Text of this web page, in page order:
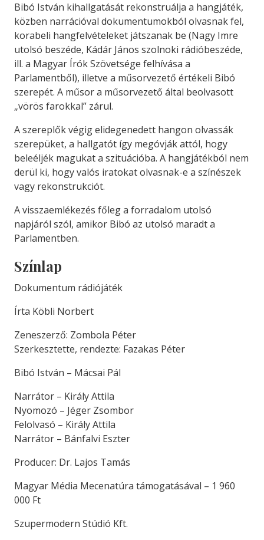
Bibó István kihallgatását rekonstruálja a hangjáték,
közben narrációval dokumentumokból olvasnak fel,
korabeli hangfelvételeket játszanak be (Nagy Imre
utolsó beszéde, Kádár János szolnoki rádióbeszéde,
ill. a Magyar Írók Szövetsége felhívása a
Parlamentből), illetve a műsorvezető értékeli Bibó
szerepét. A műsor a műsorvezető által beolvasott
„vörös farokkal” zárul.
A szereplők végig elidegenedett hangon olvassák
szerepüket, a hallgatót így megóvják attól, hogy
beleéljék magukat a szituációba. A hangjátékból nem
derül ki, hogy valós iratokat olvasnak-e a színészek
vagy rekonstrukciót.
A visszaemlékezés főleg a forradalom utolsó
napjáról szól, amikor Bibó az utolsó maradt a
Parlamentben.
Színlap
Dokumentum rádiójáték
Írta Köbli Norbert
Zeneszerző: Zombola Péter
Szerkesztette, rendezte: Fazakas Péter
Bibó István – Mácsai Pál
Narrátor – Király Attila
Nyomozó – Jéger Zsombor
Felolvasó – Király Attila
Narrátor – Bánfalvi Eszter
Producer: Dr. Lajos Tamás
Magyar Média Mecenatúra támogatásával – 1 960
000 Ft
Szupermodern Stúdió Kft.